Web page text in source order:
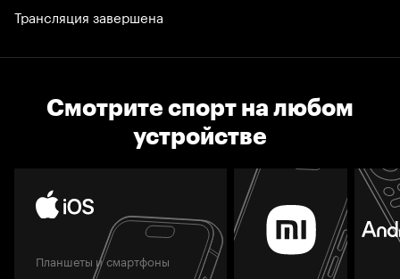
Трансляция завершена
Смотрите спорт на любом
устройстве
Планшеты и смартфоны